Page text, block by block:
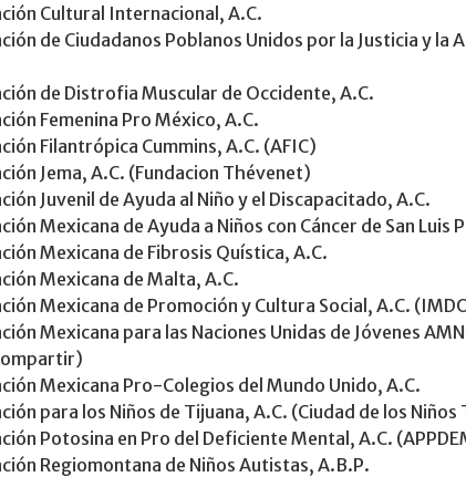
Cultural Internacional, A.C.
de Ciudadanos Poblanos Unidos por la Justicia y la
de Distrofia Muscular de Occidente, A.C.
Femenina Pro México, A.C.
Filantrópica Cummins, A.C. (AFIC)
Jema, A.C. (Fundacion Thévenet)
Juvenil de Ayuda al Niño y el Discapacitado, A.C.
Mexicana de Ayuda a Niños con Cáncer de San Luis
Mexicana de Fibrosis Quística, A.C.
Mexicana de Malta, A.C.
Mexicana de Promoción y Cultura Social, A.C.
Mexicana para las Naciones Unidas de Jóvenes
Mexicana Pro-Colegios del Mundo Unido, A.C.
para los Niños de Tijuana, A.C. (Ciudad de los Niños
Potosina en Pro del Deficiente Mental, A.C.
Regiomontana de Niños Autistas, A.B.P.